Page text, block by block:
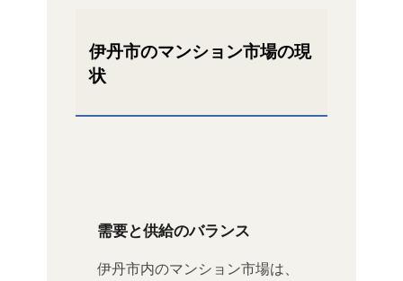
伊丹市のマンション市場の現
状
需要と供給のバランス
伊丹市内のマンション市場は、